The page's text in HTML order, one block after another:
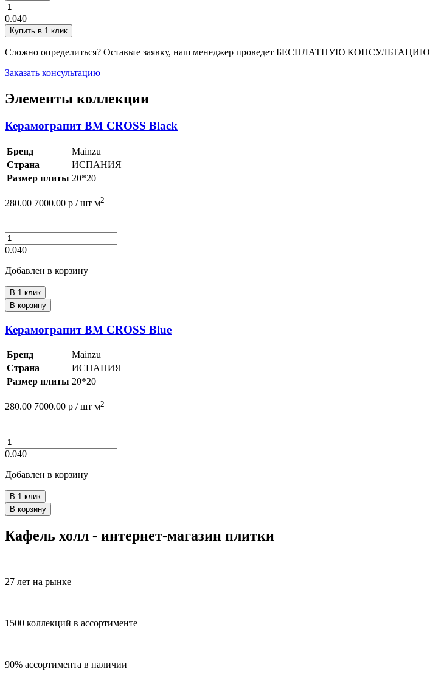
0.040
Купить в 1 клик
Сложно определиться? Оставьте заявку, наш менеджер проведет БЕСПЛАТНУЮ КОНСУЛЬТАЦИЮ
Заказать консультацию
Элементы коллекции
Керамогранит BM CROSS Black
Бренд
Mainzu
Страна
ИСПАНИЯ
Размер плиты 20*20
280.00 7000.00 р / шт м2
0.040
Добавлен в корзину
В 1 клик
В корзину
Керамогранит BM CROSS Blue
Бренд
Mainzu
Страна
ИСПАНИЯ
Размер плиты 20*20
280.00 7000.00 р / шт м2
0.040
Добавлен в корзину
В 1 клик
В корзину
Кафель холл - интернет-магазин плитки
27 лет на рынке
1500 коллекций в ассортименте
90% ассортимента в наличии